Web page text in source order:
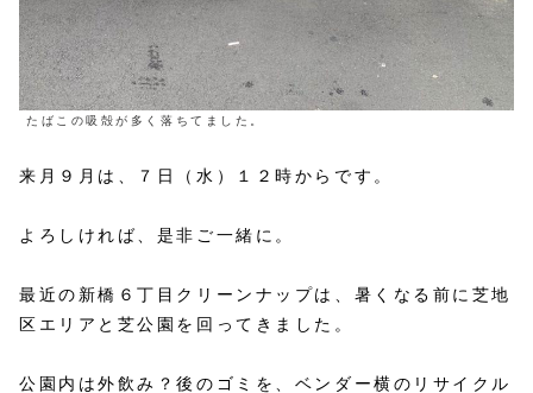
たばこの吸殻が多く落ちてました。
来月９月は、７日（水）１２時からです。
よろしければ、是非ご一緒に。
最近の新橋６丁目クリーンナップは、暑くなる前に芝地
区エリアと芝公園を回ってきました。
公園内は外飲み？後のゴミを、ベンダー横のリサイクル